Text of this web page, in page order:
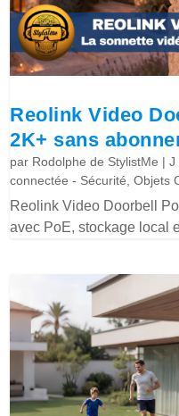
Reolink Video
2K+ sans
par Rodolphe de StylistMe |J
connectée - Sécurité ,Objets
Reolink Video Doorbell
avec PoE, stockage local